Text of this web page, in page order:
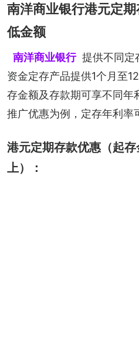
南洋商业银行港元定
低金额
南洋商业银行 提供不同定
资金定存产品提供1个月至
存金额及存款期可享不同年
推广优惠为例，定存年利率
港元定期存款优惠（起
上）：